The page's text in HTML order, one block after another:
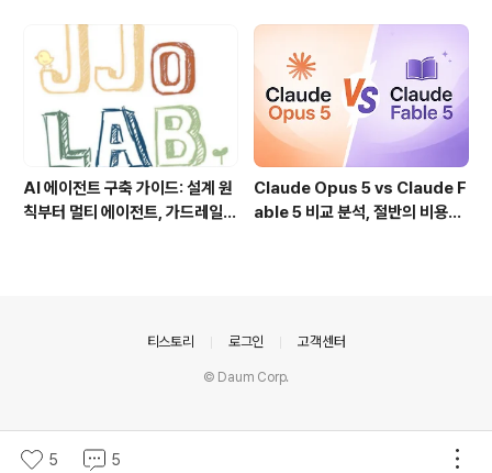
핵심 기술
AI 에이전트 구축 가이드: 설계 원
칙부터 멀티 에이전트, 가드레일까
Claude Opus 5 vs Claude F
able 5 비교 분석, 절반의 비용으
5 5
티스토리 로그인 고객센터
© Daum Corp.